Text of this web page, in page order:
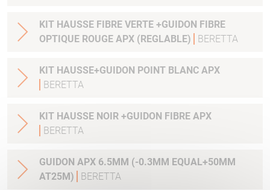
KIT HAUSSE FIBRE VERTE +GUIDON FIBRE
OPTIQUE ROUGE APX (REGLABLE)
BERETTA
KIT HAUSSE+GUIDON POINT BLANC APX
BERETTA
KIT HAUSSE NOIR +GUIDON FIBRE APX
BERETTA
GUIDON APX 6.5MM (-0.3MM EQUAL+50MM
AT25M)
BERETTA